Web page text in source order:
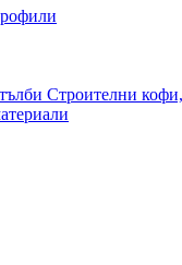
Строителни